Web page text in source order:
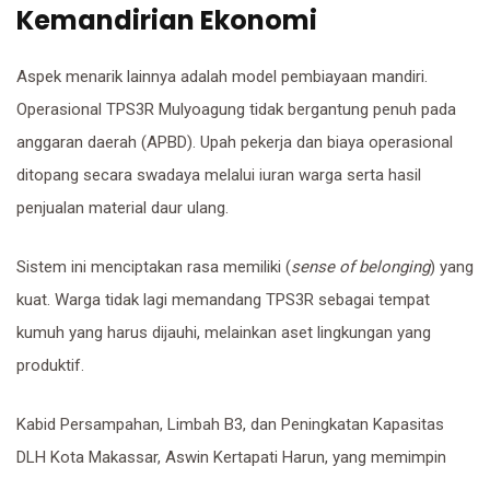
Kemandirian Ekonomi
​Aspek menarik lainnya adalah model pembiayaan mandiri.
Operasional TPS3R Mulyoagung tidak bergantung penuh pada
anggaran daerah (APBD). Upah pekerja dan biaya operasional
ditopang secara swadaya melalui iuran warga serta hasil
penjualan material daur ulang.
​Sistem ini menciptakan rasa memiliki (sense of belonging) yang
kuat. Warga tidak lagi memandang TPS3R sebagai tempat
kumuh yang harus dijauhi, melainkan aset lingkungan yang
produktif.
​Kabid Persampahan, Limbah B3, dan Peningkatan Kapasitas
DLH Kota Makassar, Aswin Kertapati Harun, yang memimpin